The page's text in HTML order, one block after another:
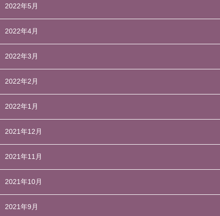
2022年5月
2022年4月
2022年3月
2022年2月
2022年1月
2021年12月
2021年11月
2021年10月
2021年9月